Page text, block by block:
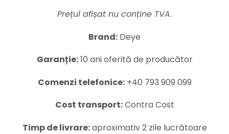
Prețul afișat nu conține TVA.
Brand: Deye
Garanție:10 ani oferită de producător
Comenzi telefonice:+40 793 909 099
Cost transport:Contra Cost
Timp de livrare:aproximativ 2 zile lucrătoare